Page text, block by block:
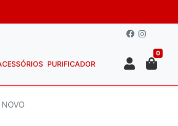
0
PURIFICADOR